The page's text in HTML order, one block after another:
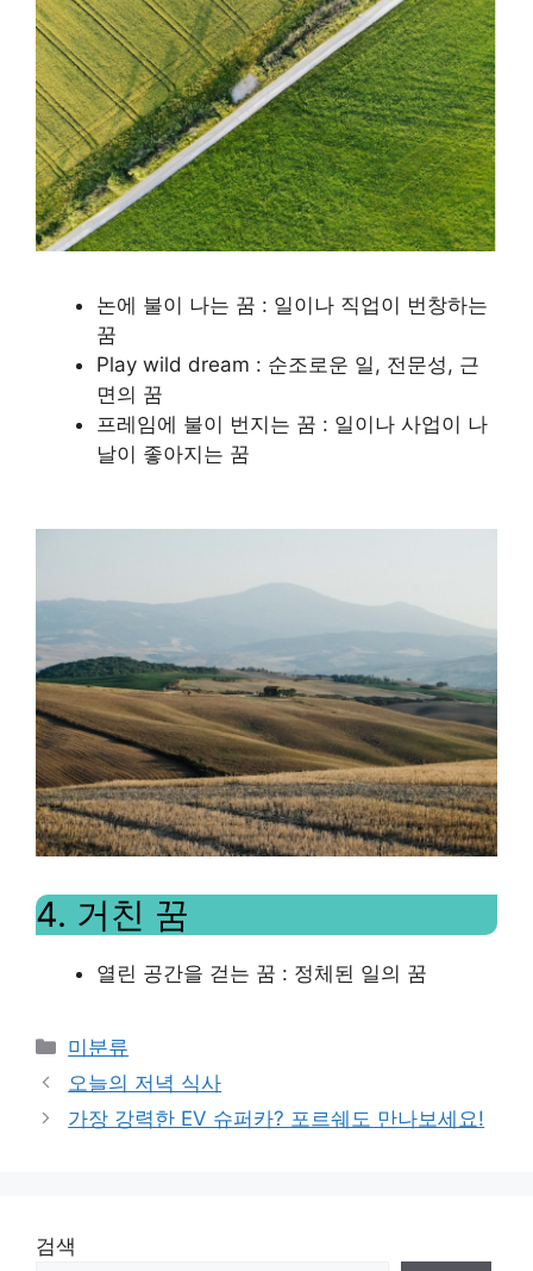
논에 불이 나는 꿈 : 일이나 직업이 번창하는
꿈
Play wild dream : 순조로운 일, 전문성, 근
면의 꿈
프레임에 불이 번지는 꿈 : 일이나 사업이 나
날이 좋아지는 꿈
4. 거친 꿈
열린 공간을 걷는 꿈 : 정체된 일의 꿈
Categories
미분류
오늘의 저녁 식사
가장 강력한 EV 슈퍼카? 포르쉐도 만나보세요!
검색